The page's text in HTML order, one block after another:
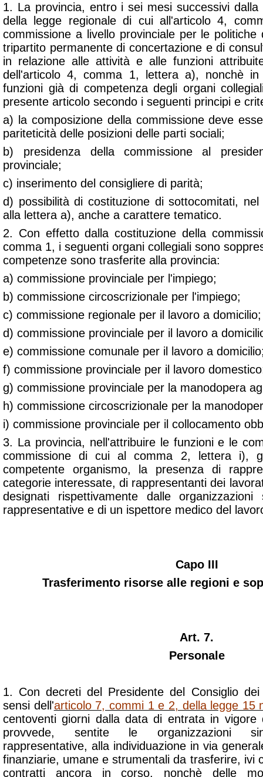
1. La provincia, entro i sei mesi successivi
della legge regionale di cui all'articolo 4,
commissione a livello provinciale per le
tripartito permanente di concertazione e di
in relazione alle attività e alle funzioni
dell'articolo 4, comma 1, lettera a), nonchè
funzioni già di competenza degli organi
presente articolo secondo i seguenti principi e
a) la composizione della commissione deve
pariteticità delle posizioni delle parti sociali;
b) presidenza della commissione al
provinciale;
c) inserimento del consigliere di parità;
d) possibilità di costituzione di sottocomitati,
alla lettera a), anche a carattere tematico.
2. Con effetto dalla costituzione della
comma 1, i seguenti organi collegiali sono
competenze sono trasferite alla provincia:
a) commissione provinciale per l'impiego;
b) commissione circoscrizionale per l'impiego;
c) commissione regionale per il lavoro a domicilio;
d) commissione provinciale per il lavoro a
e) commissione comunale per il lavoro a
f) commissione provinciale per il lavoro
g) commissione provinciale per la manodopera
h) commissione circoscrizionale per la
i) commissione provinciale per il collocamento
3. La provincia, nell'attribuire le funzioni e le
commissione di cui al comma 2, lettera i),
competente organismo, la presenza di
categorie interessate, di rappresentanti dei
designati rispettivamente dalle organizzazioni
rappresentative e di un ispettore medico del
Capo III
Trasferimento risorse alle regioni e
Art. 7.
Personale
1. Con decreti del Presidente del Consiglio
sensi dell'articolo 7, commi 1 e 2, della legge 15
centoventi giorni dalla data di entrata in vigore
provvede, sentite le organizzazioni
rappresentative, alla individuazione in via
finanziarie, umane e strumentali da trasferire, ivi
contratti ancora in corso, nonchè delle